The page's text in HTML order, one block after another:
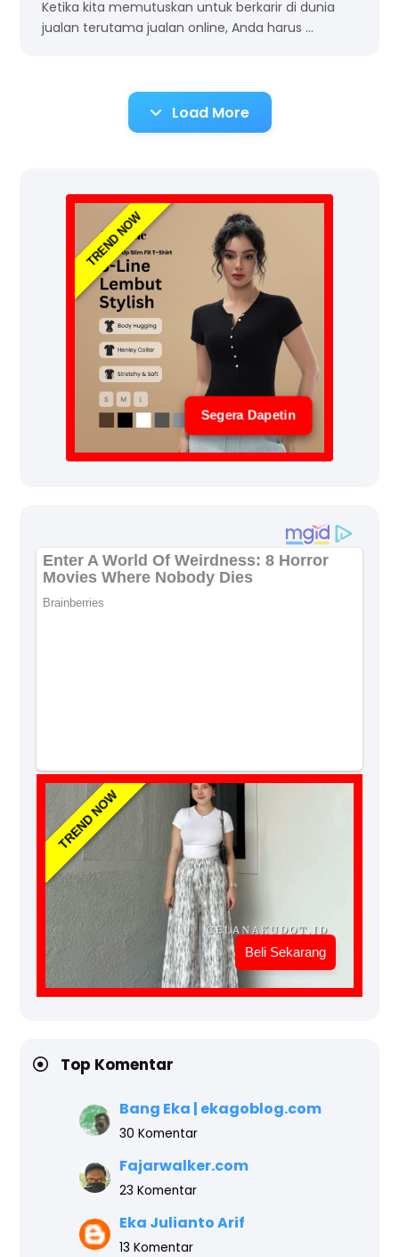
Ketika kita memutuskan untuk berkarir di dunia
jualan terutama jualan online, Anda harus …
Load More
TREND NOW
Segera Dapetin
TREND NOW
Beli Sekarang
Top Komentar
Bang Eka | ekagoblog.com
30 Komentar
Fajarwalker.com
23 Komentar
Eka Julianto Arif
13 Komentar